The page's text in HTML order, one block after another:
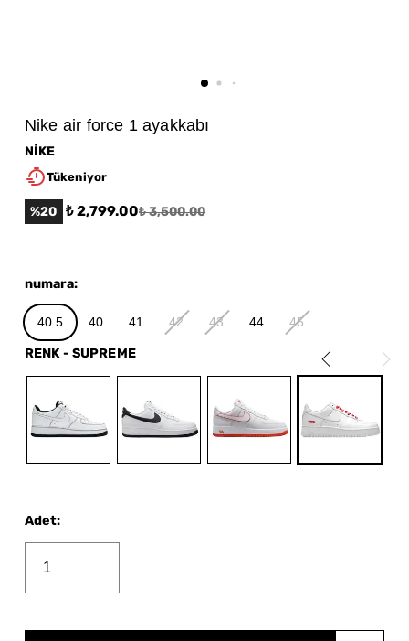
Nike air force 1 ayakkabı
NİKE
Tükeniyor
%20 ₺ 2,799.00₺ 3,500.00
numara:
40.5 40 41 42 43 44 45
RENK- SUPREME
Adet: